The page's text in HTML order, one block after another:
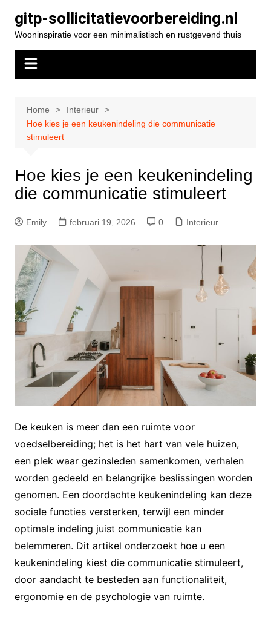
naar
inhoud
gitp-sollicitatievoorbereiding.nl
Wooninspiratie voor een minimalistisch en rustgevend thuis
Home
Interieur
Hoe kies je een keukenindeling die communicatie
stimuleert
Hoe kies je een keukenindeling
die communicatie stimuleert
Emily februari 19, 2026 0 Interieur
De keuken is meer dan een ruimte voor
voedselbereiding; het is het hart van vele huizen,
een plek waar gezinsleden samenkomen, verhalen
worden gedeeld en belangrijke beslissingen worden
genomen. Een doordachte keukenindeling kan deze
sociale functies versterken, terwijl een minder
optimale indeling juist communicatie kan
belemmeren. Dit artikel onderzoekt hoe u een
keukenindeling kiest die communicatie stimuleert,
door aandacht te besteden aan functionaliteit,
ergonomie en de psychologie van ruimte.